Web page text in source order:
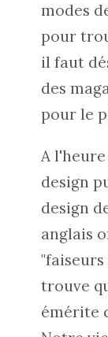
modes
pour
il faut
des
pour le
A
design
design
anglais
"faiseurs
trouve
émérite